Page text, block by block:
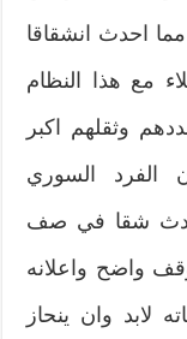
‬مما احدث‮ ‬انشقاقا
مع هذا النظام
وثقلهم اكبر‮
الفرد السوري
شقا في صف
واضح واعلانه
لابد وان‮ ‬ينحاز